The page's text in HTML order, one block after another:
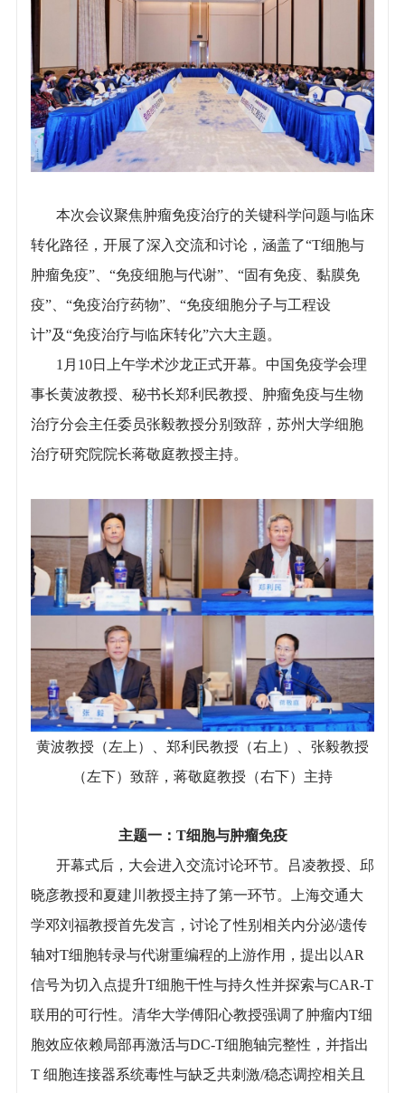
本次会议聚焦肿瘤免疫治疗的关键科学问题与临床
转化路径，开展了深入交流和讨论，涵盖了“T细胞与
肿瘤免疫”、“免疫细胞与代谢”、“固有免疫、黏膜免
疫”、“免疫治疗药物”、“免疫细胞分子与工程设
计”及“免疫治疗与临床转化”六大主题。
1月10日上午学术沙龙正式开幕。中国免疫学会理
事长黄波教授、秘书长郑利民教授、肿瘤免疫与生物
治疗分会主任委员张毅教授分别致辞，苏州大学细胞
治疗研究院院长蒋敬庭教授主持。
黄波教授（左上）、郑利民教授（右上）、张毅教授
（左下）致辞，蒋敬庭教授（右下）主持
主题一：T细胞与肿瘤免疫
开幕式后，大会进入交流讨论环节。吕凌教授、邱
晓彦教授和夏建川教授主持了第一环节。上海交通大
学邓刘福教授首先发言，讨论了性别相关内分泌/遗传
轴对T细胞转录与代谢重编程的上游作用，提出以AR
信号为切入点提升T细胞干性与持久性并探索与CAR-T
联用的可行性。清华大学傅阳心教授强调了肿瘤内T细
胞效应依赖局部再激活与DC-T细胞轴完整性，并指出
T 细胞连接器系统毒性与缺乏共刺激/稳态调控相关且